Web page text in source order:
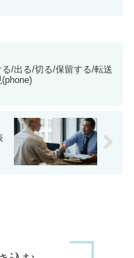
る/出る/切る/保留する/転送